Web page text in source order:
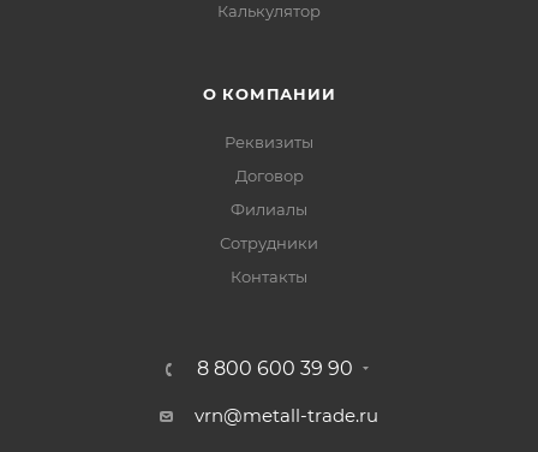
Калькулятор
О КОМПАНИИ
Реквизиты
Договор
Филиалы
Сотрудники
Контакты
8 800 600 39 90
vrn@metall-trade.ru